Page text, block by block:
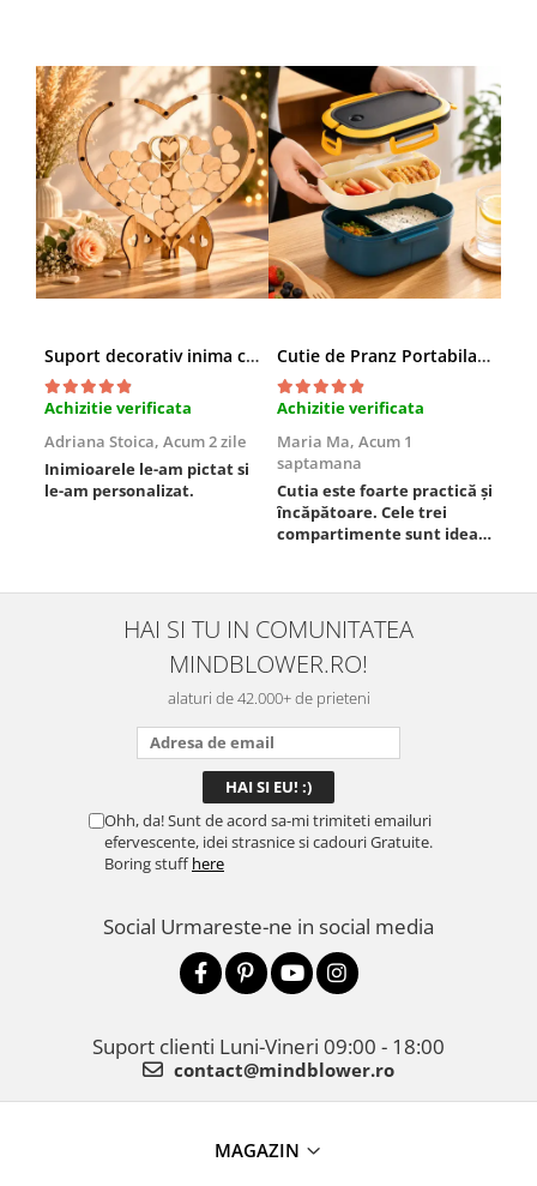
Suport decorativ inima cu mesaje, Cadou cu suflet
Achizitie verificata
Adriana Stoica, Acum 2 zile
Inimioarele le-am pictat si
le-am personalizat.
Cutie de Pranz Portabila cu Compartimente
Achizitie verificata
Maria Ma, Acum 1
saptamana
Cutia este foarte practică și
încăpătoare. Cele trei
compartimente sunt ideale
este sigură, fără scurgeri. O
folosesc aproape zilnic la
serviciu și sunt foarte
mulțumită.
HAI SI TU IN COMUNITATEA
MINDBLOWER.RO!
alaturi de 42.000+ de prieteni
Ohh, da! Sunt de acord sa-mi trimiteti emailuri
efervescente, idei strasnice si cadouri Gratuite.
Boring stuffhere
Social Urmareste-ne in social media
Suport clienti Luni-Vineri 09:00 - 18:00
contact@mindblower.ro
MAGAZIN